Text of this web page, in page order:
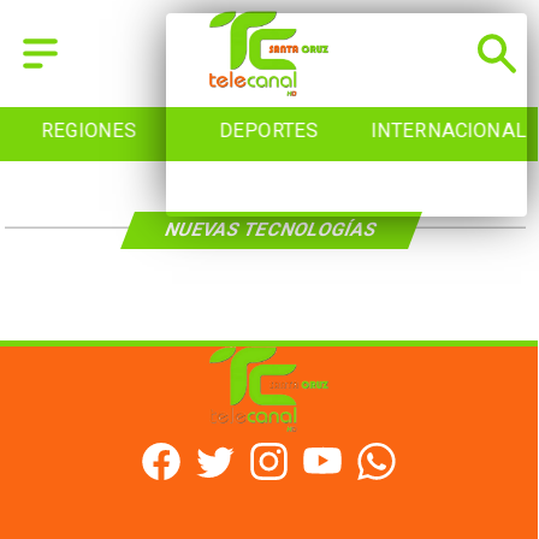
REGIONES DEPORTES INTERNACIONAL
NUEVAS TECNOLOGÍAS